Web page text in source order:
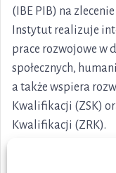
(IBE PIB) na
Instytut realizuje
prace rozwojowe w
społecznych,
a także wspiera
Kwalifikacji (ZSK)
Kwalifikacji (ZRK).